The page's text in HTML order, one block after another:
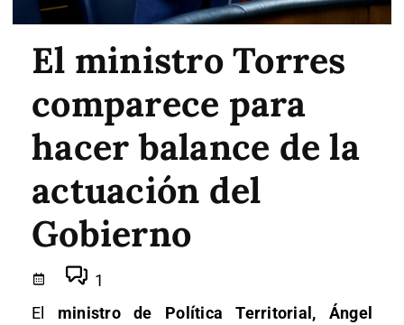
El ministro Torres
comparece para
hacer balance de la
actuación del
Gobierno
1
El ministro de Política Territorial, Ángel